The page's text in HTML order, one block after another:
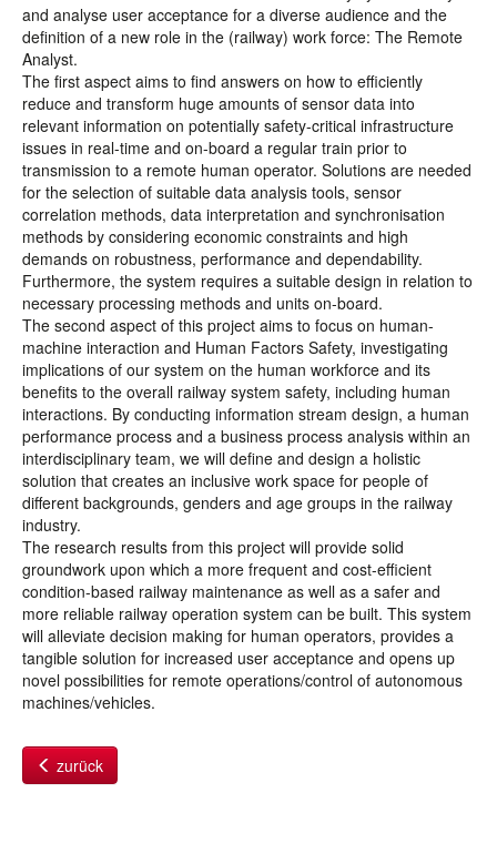
and analyse user acceptance for a diverse audience and the
definition of a new role in the (railway) work force: The Remote
Analyst.
The first aspect aims to find answers on how to efficiently
reduce and transform huge amounts of sensor data into
relevant information on potentially safety-critical infrastructure
issues in real-time and on-board a regular train prior to
transmission to a remote human operator. Solutions are needed
for the selection of suitable data analysis tools, sensor
correlation methods, data interpretation and synchronisation
methods by considering economic constraints and high
demands on robustness, performance and dependability.
Furthermore, the system requires a suitable design in relation to
necessary processing methods and units on-board.
The second aspect of this project aims to focus on human-
machine interaction and Human Factors Safety, investigating
implications of our system on the human workforce and its
benefits to the overall railway system safety, including human
interactions. By conducting information stream design, a human
performance process and a business process analysis within an
interdisciplinary team, we will define and design a holistic
solution that creates an inclusive work space for people of
different backgrounds, genders and age groups in the railway
industry.
The research results from this project will provide solid
groundwork upon which a more frequent and cost-efficient
condition-based railway maintenance as well as a safer and
more reliable railway operation system can be built. This system
will alleviate decision making for human operators, provides a
tangible solution for increased user acceptance and opens up
novel possibilities for remote operations/control of autonomous
machines/vehicles.
zurück